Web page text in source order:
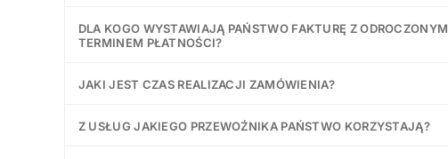
DLA KOGO WYSTAWIAJĄ PAŃSTWO FAKTURĘ Z ODROCZONYM
TERMINEM PŁATNOŚCI?
JAKI JEST CZAS REALIZACJI ZAMÓWIENIA?
Z USŁUG JAKIEGO PRZEWOŹNIKA PAŃSTWO KORZYSTAJĄ?